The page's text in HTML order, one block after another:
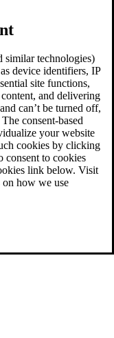
similar technologies)
device identifiers, IP
site functions,
and delivering
can’t be turned off,
consent-based
your website
cookies by clicking
consent to cookies
link below. Visit
how we use